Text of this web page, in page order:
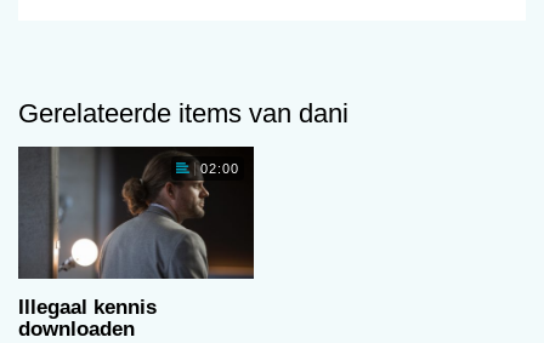
Gerelateerde items van dani
02:00
Illegaal kennis
downloaden